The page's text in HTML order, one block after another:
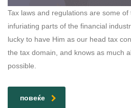
Tax laws and regulations are some
infuriating parts of the financial
lucky to have Him as our head tax
the tax domain, and knows as much
possible.
повеќе